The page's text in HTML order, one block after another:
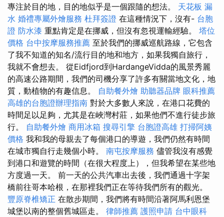
專注於目的地，目的地似乎是一個跟隨的想法。 天花板 漏
水 婚禮專屬外燴服務 杜拜簽證 在這種情況下，沒有- 台胞
證 防水漆 重點肯定是在挪威，但沒有忽視運輸經驗。 塔位
價格 台中按摩服務推薦 至於我們的挪威巡航路線，它包含
了我不知道的知名/流行目的地和地方，如果我獨自旅行，
我就不會想去。 從Eidfjord到HardangeVidda的風景秀麗
的高速公路期間，我們的司機分享了許多有關當地文化，地
質，動植物的有趣信息。 自助餐外燴 助聽器品牌 眼科推薦
高雄的台胞證辦理指南 對於大多數人來說，在港口花費的
時間足以足夠，尤其是在峽灣村莊，如果他們不進行徒步旅
行。 自助餐外燴 商用冰箱 搜尋引擎 台胞證高雄 打掃阿姨
價格 我和我的母親去了每個港口的導遊，我們仍然有時間
在城市獨自行走幾個小時。 南屯按摩服務 儘管我沒有感覺
到港口和遊覽的時間（在很大程度上），但我希望在某些地
方度過一天。 前一天的公共汽車出去後，我們通過十字架
橋前往哥本哈根，在那裡我們正在等待我們所有的觀光。
豐原脊椎矯正 在散步期間，我們將有時間沿著阿馬利恩堡
城堡以南的整個舊城區走。 律師推薦 護照申請 台中眼科